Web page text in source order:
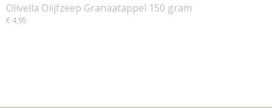
Olivella Olijfzeep Granaatappel 150 gram
€ 4,95